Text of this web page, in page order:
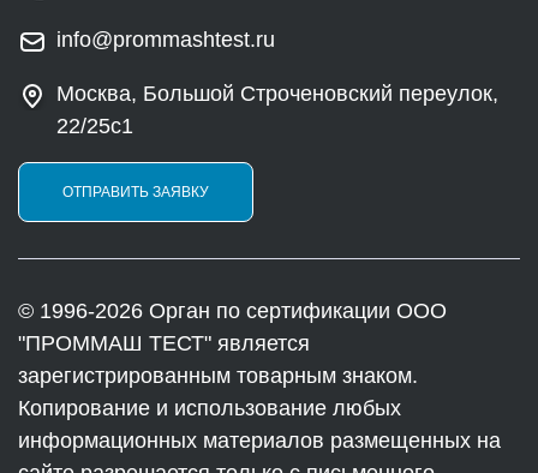
info@prommashtest.ru
Москва, Большой Строченовский переулок,
22/25с1
ОТПРАВИТЬ ЗАЯВКУ
© 1996-2026 Орган по сертификации ООО
"ПРОММАШ ТЕСТ" является
зарегистрированным товарным знаком.
Копирование и использование любых
информационных материалов размещенных на